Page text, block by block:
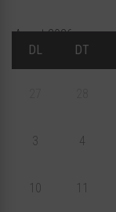
Agost 2026
DL
DT
3 4
10 11